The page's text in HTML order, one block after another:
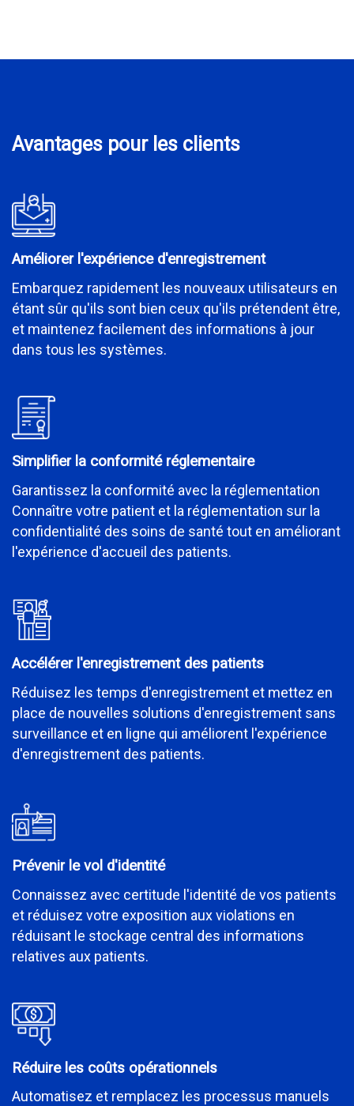
Avantages pour les clients
Améliorer l'expérience d'enregistrement
Embarquez rapidement les nouveaux utilisateurs en
étant sûr qu'ils sont bien ceux qu'ils prétendent être,
et maintenez facilement des informations à jour
dans tous les systèmes.
Simplifier la conformité réglementaire
Garantissez la conformité avec la réglementation
Connaître votre patient et la réglementation sur la
confidentialité des soins de santé tout en améliorant
l'expérience d'accueil des patients.
Accélérer l'enregistrement des patients
Réduisez les temps d'enregistrement et mettez en
place de nouvelles solutions d'enregistrement sans
surveillance et en ligne qui améliorent l'expérience
d'enregistrement des patients.
Prévenir le vol d'identité
Connaissez avec certitude l'identité de vos patients
et réduisez votre exposition aux violations en
réduisant le stockage central des informations
relatives aux patients.
Réduire les coûts opérationnels
Automatisez et remplacez les processus manuels